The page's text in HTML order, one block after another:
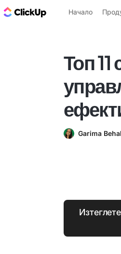
ClickUp блог
Начало
Топ
Garima Behal